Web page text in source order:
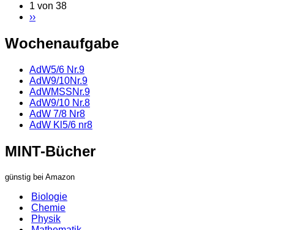
1 von 38
››
Wochenaufgabe
AdW5/6 Nr.9
AdW9/10Nr.9
AdWMSSNr.9
AdW9/10 Nr.8
AdW 7/8 Nr8
AdW Kl5/6 nr8
MINT-Bücher
günstig bei Amazon
Biologie
Chemie
Physik